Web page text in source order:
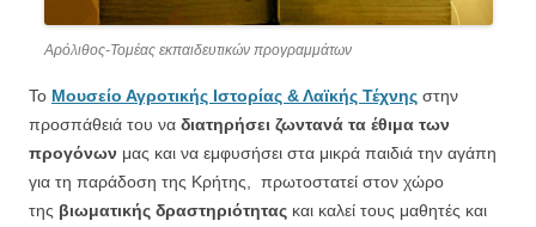
Αρόλιθος-Τομέας εκπαιδευτικών προγραμμάτων
Το Μουσείο Αγροτικής Ιστορίας & Λαϊκής Τέχνης στην
προσπάθειά του να διατηρήσει ζωντανά τα έθιμα των
προγόνων μας και να εμφυσήσει στα μικρά παιδιά την αγάπη
για τη παράδοση της Κρήτης, πρωτοστατεί στον χώρο
της βιωματικής δραστηριότητας και καλεί τους μαθητές και